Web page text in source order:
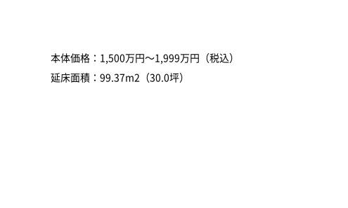
本体価格：1,500万円～1,999万円（税込）
延床面積：99.37m2（30.0坪）